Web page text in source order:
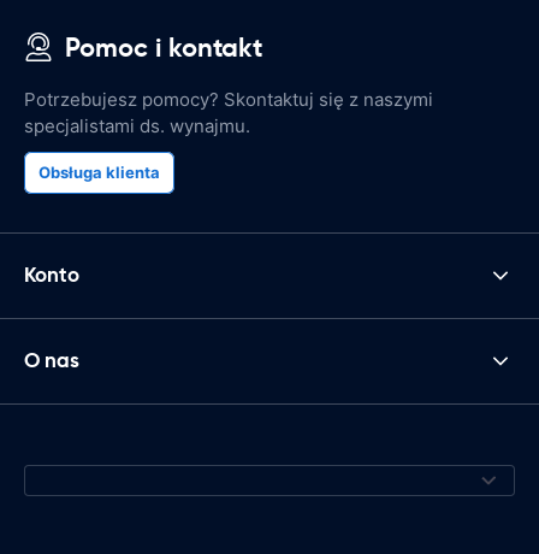
Pomoc i kontakt
Potrzebujesz pomocy? Skontaktuj się z naszymi
specjalistami ds. wynajmu.
Obsługa klienta
Konto
O nas